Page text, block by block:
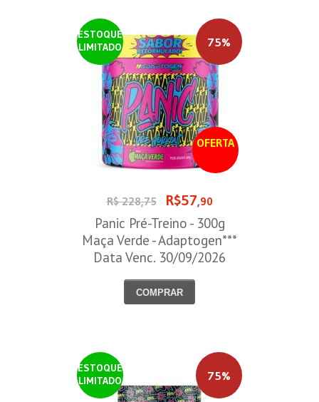
ESTOQUE
LIMITADO
OFERTA
75%
R$ 228,75 R$57,90
Panic Pré-Treino - 300g
Maça Verde - Adaptogen***
Data Venc. 30/09/2026
COMPRAR
ESTOQUE
LIMITADO
75%